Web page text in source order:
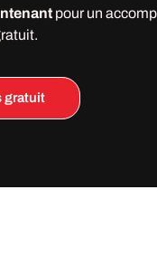
pour un
gratuit